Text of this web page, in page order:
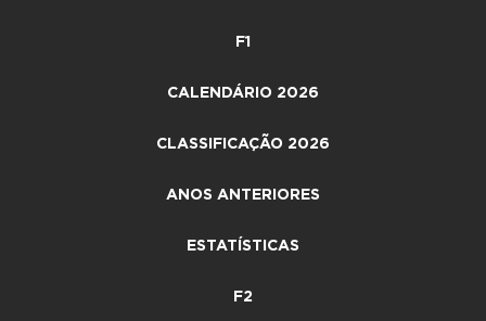
F1
CALENDÁRIO 2026
CLASSIFICAÇÃO 2026
ANOS ANTERIORES
ESTATÍSTICAS
F2